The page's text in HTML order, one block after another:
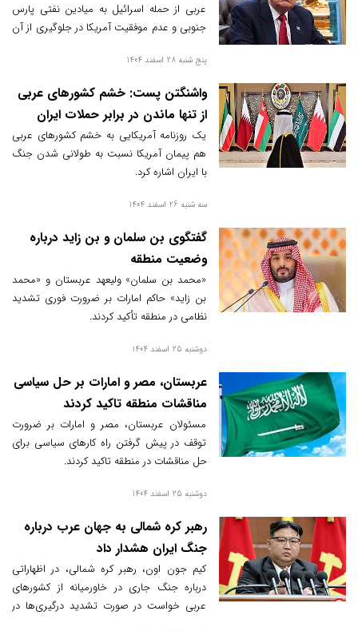
عربی از حمله اسرائیل به میادین نفتی پارس
جنوبی و عدم موفقیت آمریکا در جلوگیری از آن
تحت فشار بوده تا زیرساخت‌های انرژی ایران را
هدف قرار ندهد و اکنون احساس می‌کنند هدفی
به آن‌ها تحمیل شده است.
پنج شنبه 28 اسفند 1404
واشنگتن پست: خشم کشورهای عربی
از تنها ماندن در برابر حملات ایران
یک روزنامه آمریکایی به خشم کشورهای عربی
هم پیمان آمریکا نسبت به طولانی شدن جنگ
با ایران اشاره کرد.
سه شنبه 26 اسفند 1404
گفتگوی بن سلمان و بن زاید درباره
وضعیت منطقه
«محمد بن سلمان» ولیعهد عربستان و «محمد
بن زاید» حاکم امارات بر ضرورت فوری تشدید
نظامی در منطقه تأکید کردند.
دوشنبه 25 اسفند 1404
عربستان، مصر و امارات بر حل سیاسی
مناقشات منطقه تاکید کردند‌
مسئولان عربستان، مصر و امارات بر ضرورت
توقف در پیش گرفتن راه کارهای سیاسی برای
حل مناقشات در منطقه تاکید کردند.
دوشنبه 25 اسفند 1404
رهبر کره شمالی به جهان عرب درباره
جنگ ایران هشدار داد
کیم جون اون، رهبر کره شمالی، در اظهاراتی
درباره جنگ جاری در خاورمیانه از کشورهای
عربی خواست در صورت تشدید درگیری‌ها در